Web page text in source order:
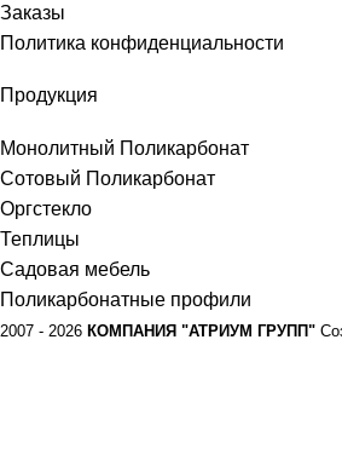
Заказы
Политика конфиденциальности
Продукция
Монолитный Поликарбонат
Сотовый Поликарбонат
Оргстекло
Теплицы
Садовая мебель
Поликарбонатные профили
2007 - 2026 КОМПАНИЯ "АТРИУМ ГРУПП"